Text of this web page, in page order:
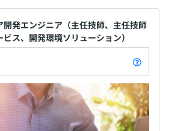
開発エンジニア（主任技師、主任技師
ス、開発環境ソリューション）